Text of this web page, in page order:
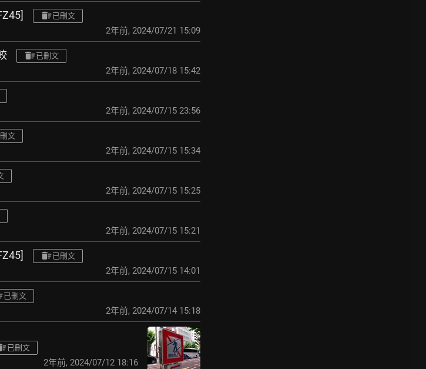
已刪文
2年前, 2024/07/21 15:09
已刪文
2年前, 2024/07/18 15:42
2年前, 2024/07/15 23:56
文
2年前, 2024/07/15 15:34
2年前, 2024/07/15 15:25
2年前, 2024/07/15 15:21
已刪文
2年前, 2024/07/15 14:01
已刪文
2年前, 2024/07/14 15:18
已刪文
2年前, 2024/07/12 18:16